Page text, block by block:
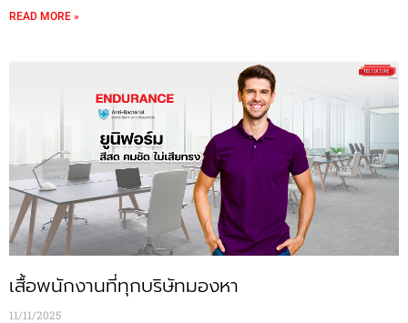
READ MORE »
เสื้อพนักงานที่ทุกบริษัทมองหา
11/11/2025